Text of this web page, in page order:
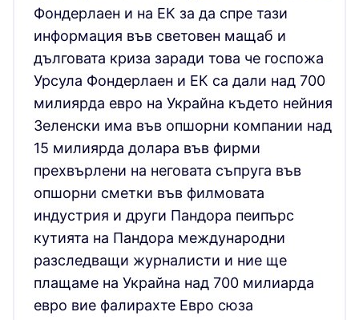
Фондерлаен и на ЕК за да спре тази
информация във световен мащаб и
дълговата криза заради това че госпожа
Урсула Фондерлаен и ЕК са дали над 700
милиярда евро на Украйна където нейния
Зеленски има във опшорни компании над
15 милиярда долара във фирми
прехвърлени на неговата съпруга във
опшорни сметки във филмовата
индустрия и други Пандора пеипърс
кутията на Пандора международни
разследващи журналисти и ние ще
плащаме на Украйна над 700 милиарда
евро вие фалирахте Евро сюза